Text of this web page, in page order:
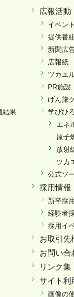
結果
広報活動
イベン
提供番
新聞広
広報紙
ツカエ
PR施設
げん旅
学びひ
エネ
原子
放射
ツカ
公式ソ
採用情報
新卒採用
経験者
採用イ
お取引先
お問い合
リンク集
サイト利
画像の